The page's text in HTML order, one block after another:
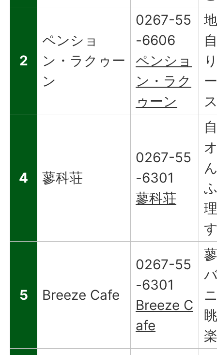
2
ペンショ
ン・ラクゥー
ン
0267-55
-6606
ペンショ
ン・ラク
ゥーン
4 蓼科荘
0267-55
-6301
蓼科荘
5 Breeze Cafe
0267-55
-6301
Breeze C
afe